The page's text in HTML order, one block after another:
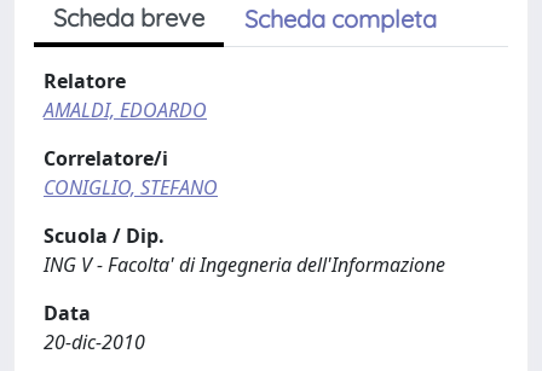
Scheda breve Scheda completa
Relatore
AMALDI, EDOARDO
Correlatore/i
CONIGLIO, STEFANO
Scuola / Dip.
ING V - Facolta' di Ingegneria dell'Informazione
Data
20-dic-2010